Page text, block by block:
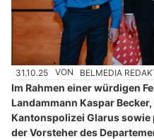
31.10.25 VON BELMEDIA
Im Rahmen einer würdigen
Landammann Kaspar
Kantonspolizei Glarus
der Vorsteher des